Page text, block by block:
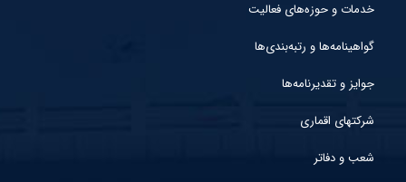
خدمات و حوزه‌های فعالیت
گواهینامه‌ها و رتبه‌بندی‌ها
جوایز و تقدیرنامه‌ها
شرکتهای اقماری
شعب و دفاتر